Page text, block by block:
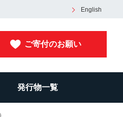
English
ご寄付のお願い
発行物一覧